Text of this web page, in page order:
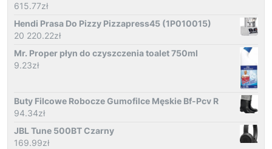
615.77zł
Hendi Prasa Do Pizzy Pizzapress45 (1P010015)
20 220.22zł
Mr. Proper płyn do czyszczenia toalet 750ml
9.23zł
Buty Filcowe Robocze Gumofilce Męskie Bf-Pcv R
94.34zł
JBL Tune 500BT Czarny
169.99zł